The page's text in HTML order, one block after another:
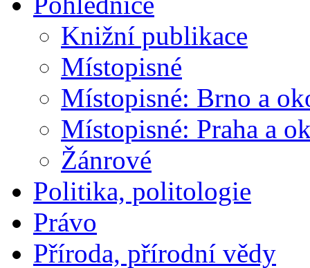
Knižní publikace
Místopisné
Místopisné: Brno a
Místopisné: Praha a
Žánrové
Politika, politologie
Právo
Příroda, přírodní vědy